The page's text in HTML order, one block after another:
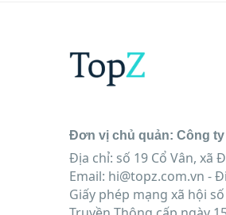
Đơn vị chủ quản: Công
Địa chỉ: số 19 Cổ Vân, xã
Email: hi@topz.com.vn -
Giấy phép mạng xã hội số